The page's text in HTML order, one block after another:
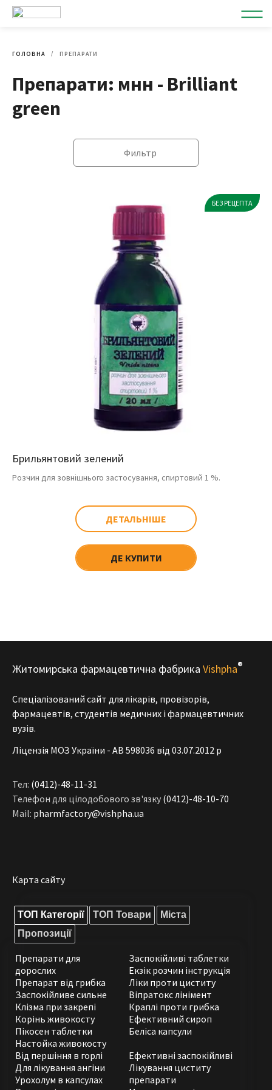
ГОЛОВНА ПРЕПАРАТИ
Препарати: мнн - Brilliant
green
Фильтр
БЕЗ РЕЦЕПТА
Брильянтовий зелений
Розчин для зовнішнього застосування, спиртовий 1 %.
ДЕТАЛЬНІШЕ
ДЕ КУПИТИ
Житомирська фармацевтична фабрика Vishpha®
Спеціалізований сайт для лікарів, провізорів,
фармацевтів, студентів медичних і фармацевтичних
вузів.
Ліцензія МОЗ України - АВ 598036 від 03.07.2012 р
Тел: (0412)-48-11-31
Телефон для цілодобового зв'язку (0412)-48-10-70
Mail: pharmfactory@vishpha.ua
Карта сайту
ТОП Категорії ТОП Товари
Міста
Пропозиції
Препарати для
дорослих
Препарат від грибка
Заспокійливе сильне
Клізма при закрепі
Корінь живокосту
Пікосен таблетки
Настойка живокосту
Заспокійливі таблетки
Екзік розчин інструкція
Ліки проти циститу
Віпратокс лінімент
Краплі проти грибка
Ефективний сироп
Беліса капсули
Від першіння в горлі
Для лікування ангіни
Урохолум в капсулах
Ефективні заспокійливі
Лікування циститу
препарати